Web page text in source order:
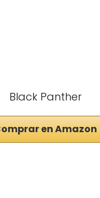
Black Panther
en Amazon